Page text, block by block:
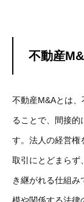
不動産
不動産M&Aとは
ることで、間接的
す。法人の経営権
取引にとどまらず
き継がれる仕組